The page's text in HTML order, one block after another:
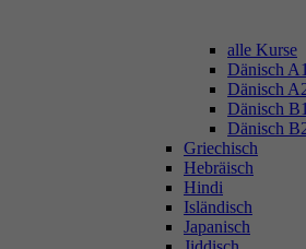
alle Kurse
Dänisch
Dänisch
Dänisch
Dänisch
Griechisch
Hebräisch
Hindi
Isländisch
Japanisch